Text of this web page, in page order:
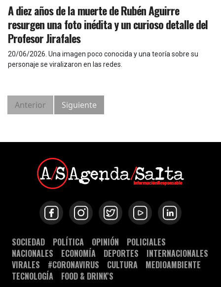
A diez años de la muerte de Rubén Aguirre
resurgen una foto inédita y un curioso detalle del
Profesor Jirafales
20/06/2026 Una imagen poco conocida y una teoría sobre su
personaje se viralizaron en las redes.
Anterior Siguiente
SOCIEDAD POLÍTICA OPINIÓN
POLICIALES
NACIONALES
ECONOMÍA DEPORTES
INTERNACIONALES
VIRALES
#CORONAVIRUS CULTURA
MEDIOAMBIENTE
TECNOLOGÍA
FOOD & DRINK'S